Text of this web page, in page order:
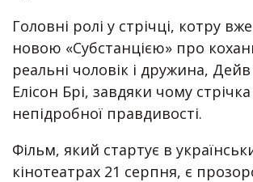
Головні ролі у стрічці, котру
новою «Субстанцією» про
реальні чоловік і дружина,
Елісон Брі, завдяки чому
непідробної правдивості.
Фільм, який стартує в
кінотеатрах 21 серпня, є